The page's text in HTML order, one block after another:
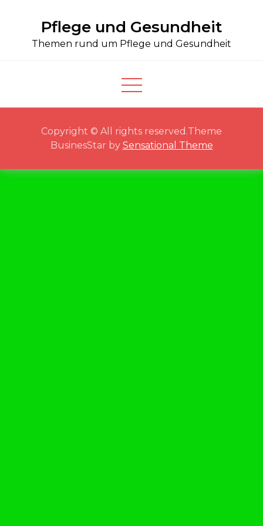
content
Pflege und Gesundheit
Themen rund um Pflege und Gesundheit
Copyright © All rights reserved.Theme
BusinesStar by Sensational Theme